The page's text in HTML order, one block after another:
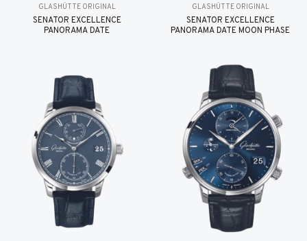
GLASHÜTTE ORIGINAL
SENATOR EXCELLENCE
PANORAMA DATE
GLASHÜTTE ORIGINAL
SENATOR EXCELLENCE
PANORAMA DATE MOON PHASE